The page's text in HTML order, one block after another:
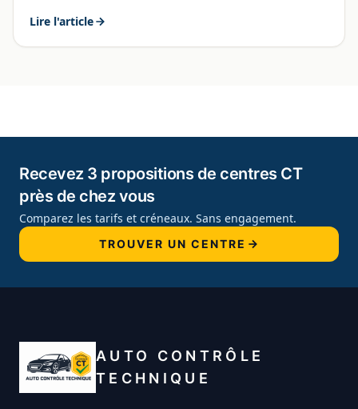
Lire l'article
Recevez 3 propositions de centres CT
près de chez vous
Comparez les tarifs et créneaux. Sans engagement.
TROUVER UN CENTRE
AUTO CONTRÔLE
TECHNIQUE